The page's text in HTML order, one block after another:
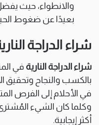
والانطواء، حيث
بعيدًا عن ضغوط
شراء الدراجة
شراء الدراجة النارية في
بالكسب والنجاح وتحقيق
في الأحلام إلى الفرص
وكلما كان الشيء المُشترى
أكثر إيجابية.